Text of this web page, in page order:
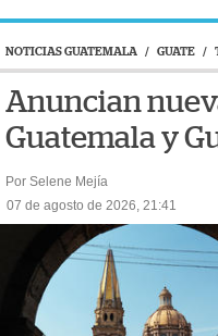
NOTICIAS GUATEMALA / GUATE /
Anuncian
Guatemala y
Por Selene Mejía
07 de agosto de 2026, 21:41